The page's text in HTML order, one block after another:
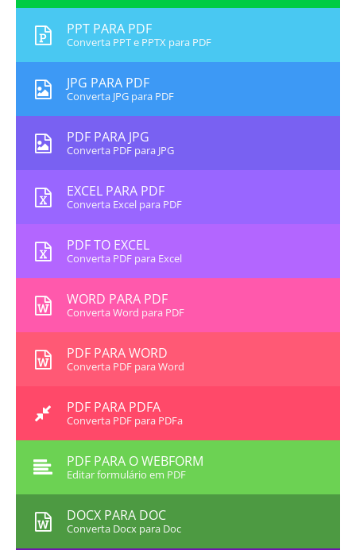
PPT PARA PDF
Converta PPT e PPTX para PDF
JPG PARA PDF
Converta JPG para PDF
PDF PARA JPG
Converta PDF para JPG
EXCEL PARA PDF
Converta Excel para PDF
PDF TO EXCEL
Converta PDF para Excel
WORD PARA PDF
Converta Word para PDF
PDF PARA WORD
Converta PDF para Word
PDF PARA PDFA
Converta PDF para PDFa
PDF PARA O WEBFORM
Editar formulário em PDF
DOCX PARA DOC
Converta Docx para Doc